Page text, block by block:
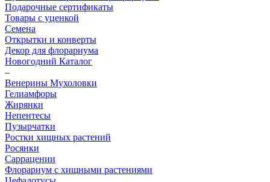
Подарочные сертификаты
Товары с уценкой
Семена
Открытки и конверты
Декор для флорариума
Новогодний Каталог
–
Венерины Мухоловки
Гелиамфоры
Жирянки
Непентесы
Пузырчатки
Ростки хищных растений
Росянки
Саррацении
Флорариум с хищными растениями